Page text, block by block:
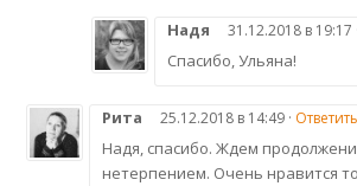
Надя 31.12.2018 в 19:17 ·
Спасибо, Ульяна!
Рита 25.12.2018 в 14:49 · Ответить
Надя, спасибо. Ждем
нетерпением. Очень нравится